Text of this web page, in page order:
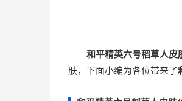
和平精英六号稻草人皮
肤，下面小编为各位带来了